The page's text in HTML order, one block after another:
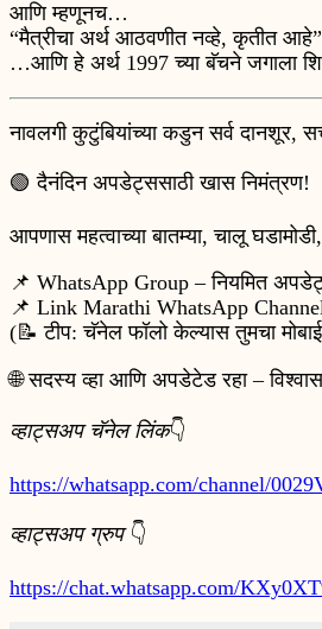
आणि म्हणूनच…
“मैत्रीचा अर्थ आठवणीत नव्हे, कृतीत आहे”
…आणि हे अर्थ 1997 च्या बॅचने जगाला
नावलगी कुटुंबियांच्या कडुन सर्व दानशूर,
🟢 दैनंदिन अपडेट्ससाठी खास निमंत्रण!
आपणास महत्वाच्या बातम्या, चालू
📌 WhatsApp Group – नियमित
📌 Link Marathi WhatsApp
(📝 टीप: चॅनेल फॉलो केल्यास तुमचा
🌐 सदस्य व्हा आणि अपडेटेड रहा –
व्हाट्सअप चॅनेल लिंक👇
https://whatsapp.com/channel/
व्हाट्सअप ग्रुप👇
https://chat.whatsapp.com/